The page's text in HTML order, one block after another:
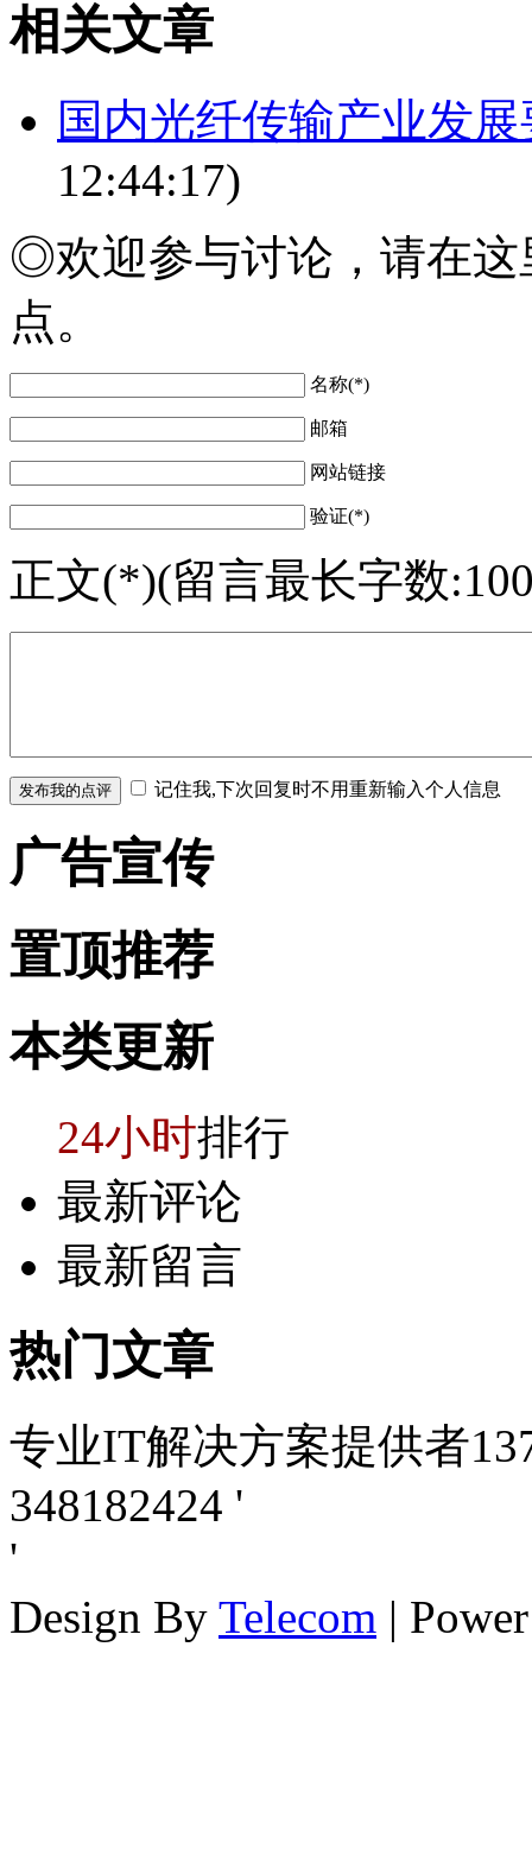
相关文章
国内光纤传输产业发
12:44:17)
◎欢迎参与讨论，请在这
点。
名称(*)
邮箱
网站链接
验证(*)
正文(*)(留言最长字数
记住我,下次回复时不用重新输入个人信息
广告宣传
置顶推荐
本类更新
24小时排行
最新评论
最新留言
热门文章
专业IT解决方案提供者
348182424 '
'
Design By Telecom |